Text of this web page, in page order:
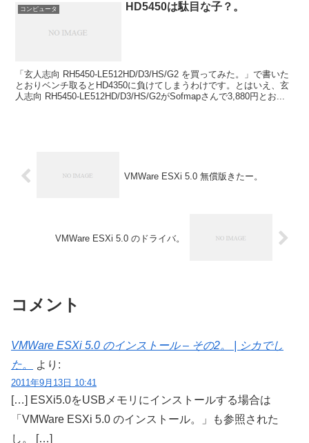
コンピュータ HD5450は駄目な子？。
「玄人志向 RH5450-LE512HD/D3/HS/G2 を買ってみた。」で書いた
とおりベンチ取るとHD4350に負けてしまうわけです。とはいえ、玄
人志向 RH5450-LE512HD/D3/HS/G2がSofmapさんで3,880円とお...
VMWare ESXi 5.0 無償版きたー。
VMWare ESXi 5.0 のドライバ。
コメント
VMWare ESXi 5.0 のインストール – その2。 | シカでし
た。
より:
2011年9月13日 10:41
[…] ESXi5.0をUSBメモリにインストールする場合は
「VMWare ESXi 5.0 のインストール。」も参照された
し。 […]